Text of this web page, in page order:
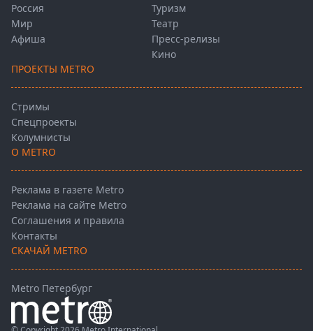
Россия
Мир
Афиша
Туризм
Театр
Пресс-релизы
Кино
ПРОЕКТЫ METRO
Стримы
Спецпроекты
Колумнисты
О METRO
Реклама в газете Metro
Реклама на сайте Metro
Соглашения и правила
Контакты
СКАЧАЙ METRO
Metro Петербург